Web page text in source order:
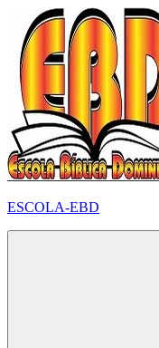
para
conteúdo
ESCOLA-EBD